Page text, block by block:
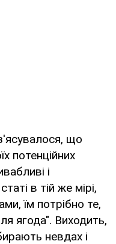
що
потенційних
і
в тій же мірі,
їм потрібно те,
ягода". Виходить,
невдах і